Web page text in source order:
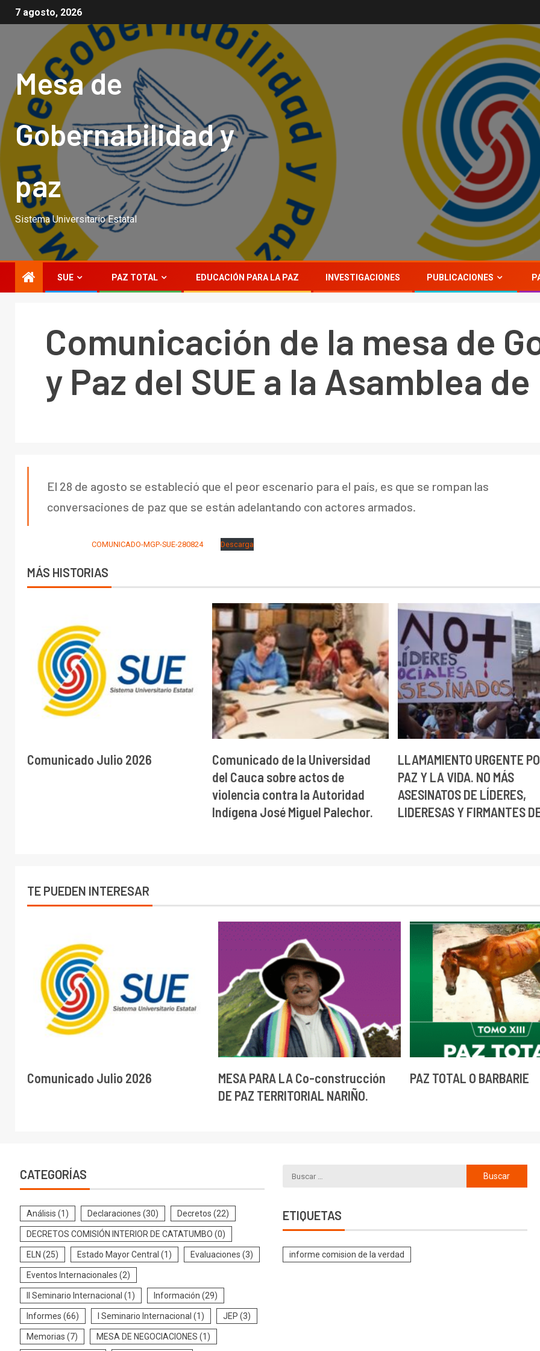
7 agosto, 2026
Mesa de
Gobernabilidad y
paz
Sistema Universitario Estatal
SUE PAZ TOTAL EDUCACIÓN PARA LA PAZ INVESTIGACIONES PUBLICACIONES
Comunicación de la mesa de
y Paz del SUE a la Asamblea
El 28 de agosto se estableció que el peor escenario para el país, es que se rompan las
conversaciones de paz que se están adelantando con actores armados.
COMUNICADO-MGP-SUE-280824 Descarga
MÁS HISTORIAS
Comunicado Julio 2026
Comunicado de la Universidad
del Cauca sobre actos de
violencia contra la Autoridad
Indígena José Miguel Palechor.
LLAMAMIENTO URGENTE
PAZ Y LA VIDA. NO MÁS
ASESINATOS DE LÍDERES,
LIDERESAS Y FIRMANTES
TE PUEDEN INTERESAR
Comunicado Julio 2026
MESA PARA LA Co-construcción
DE PAZ TERRITORIAL NARIÑO.
PAZ TOTAL O BARBARIE
CATEGORÍAS
Análisis (1) Declaraciones (30) Decretos (22)
DECRETOS COMISIÓN INTERIOR DE CATATUMBO (0)
ELN (25) Estado Mayor Central (1) Evaluaciones (3)
Eventos Internacionales (2)
II Seminario Internacional (1) Información (29)
Informes (66) I Seminario Internacional (1) JEP (3)
Memorias (7) MESA DE NEGOCIACIONES (1)
ETIQUETAS
informe comision de la verdad